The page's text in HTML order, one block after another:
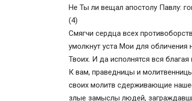
Не Ты ли вещал апостолу Павлу:
(4)
Смягчи сердца всех
умолкнут уста Мои для обличения
Твоих. И да исполнятся вся
К вам, праведницы и
своих молитв сдерживающие
злые замыслы людей,